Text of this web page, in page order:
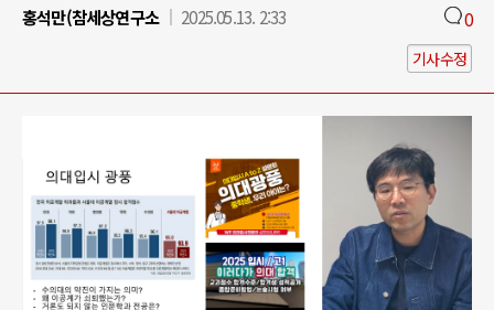
홍석만(참세상연구소
2025.05.13. 2:33 0
기사수정